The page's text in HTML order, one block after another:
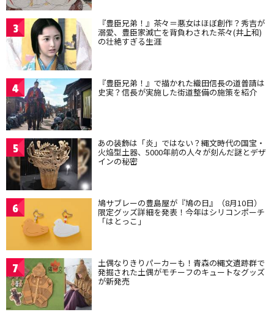
3 『豊臣兄弟！』茶々＝悪女はほぼ創作？秀吉が
溺愛、豊臣家滅亡を背負わされた茶々(井上和)
の壮絶すぎる生涯
4 『豊臣兄弟！』で描かれた織田信長の道普請は
史実？信長が実施した街道整備の施策を紹介
5 あの装飾は「炎」ではない？縄文時代の国宝・
火焔型土器、5000年前の人々が刻んだ謎とデザ
インの秘密
6 鳩サブレーの豊島屋が『鳩の日』（8月10日）
限定グッズ詳細を発表！今年はシリコンポーチ
「はとっこ」
7 土偶なりきりパーカーも！青森の縄文遺跡群で
発掘された土偶がモチーフのキュートなグッズ
が新発売